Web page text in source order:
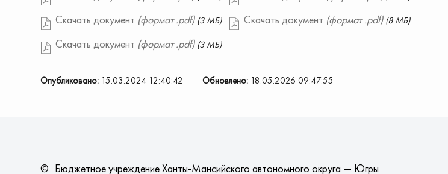
Скачать документ (формат .pdf) (3 МБ) Скачать документ (формат .pdf) (8 МБ)
Скачать документ (формат .pdf) (3 МБ)
Опубликовано: 15.03.2024 12:40:42 Обновлено: 18.05.2026 09:47:55
© Бюджетное учреждение Ханты-Мансийского автономного округа — Югры